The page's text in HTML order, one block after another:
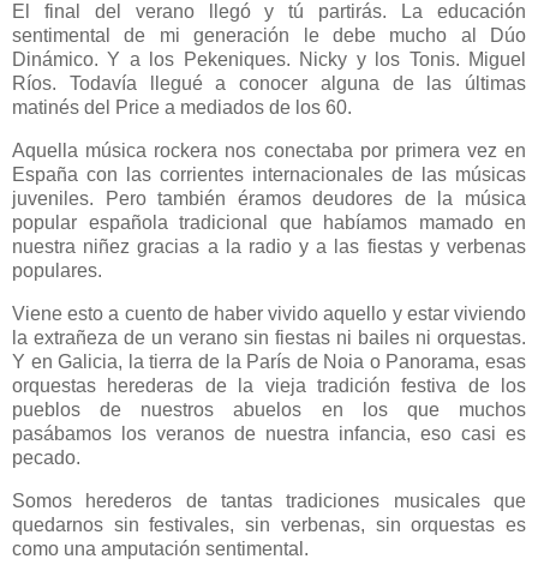
El final del verano llegó y tú partirás. La educación
sentimental de mi generación le debe mucho al Dúo
Dinámico. Y a los Pekeniques. Nicky y los Tonis. Miguel
Ríos. Todavía llegué a conocer alguna de las últimas
matinés del Price a mediados de los 60.
Aquella música rockera nos conectaba por primera vez en
España con las corrientes internacionales de las músicas
juveniles. Pero también éramos deudores de la música
popular española tradicional que habíamos mamado en
nuestra niñez gracias a la radio y a las fiestas y verbenas
populares.
Viene esto a cuento de haber vivido aquello y estar viviendo
la extrañeza de un verano sin fiestas ni bailes ni orquestas.
Y en Galicia, la tierra de la París de Noia o Panorama, esas
orquestas herederas de la vieja tradición festiva de los
pueblos de nuestros abuelos en los que muchos
pasábamos los veranos de nuestra infancia, eso casi es
pecado.
Somos herederos de tantas tradiciones musicales que
quedarnos sin festivales, sin verbenas, sin orquestas es
como una amputación sentimental.